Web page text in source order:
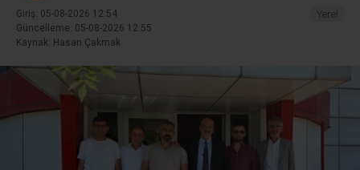
Giriş: 05-08-2026 12:54
Güncelleme: 05-08-2026 12:55
Kaynak: Hasan Çakmak
Yerel